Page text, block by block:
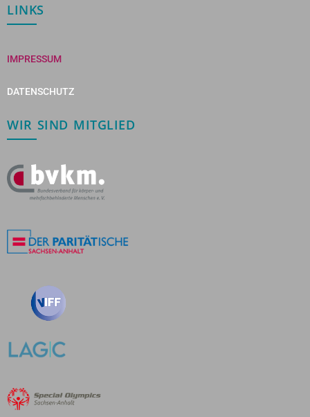
LINKS
IMPRESSUM
DATENSCHUTZ
WIR SIND MITGLIED